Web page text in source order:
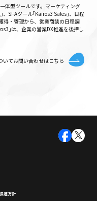
体型ツールです。マーケティング
SFAツール｢Kairos3 Sales｣、日程
得・管理から、営業商談の日程調
｣は、企業の営業DX推進を後押し
いてお問い合わせはこちら
護⽅針